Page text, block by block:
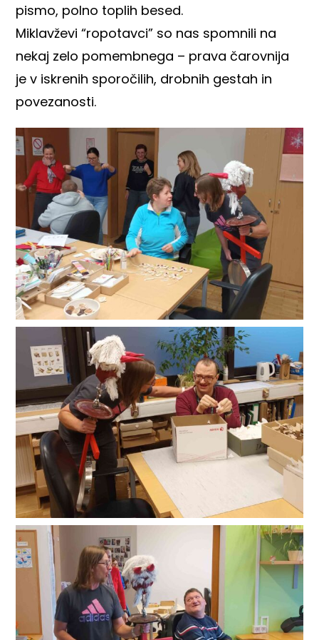
pismo, polno toplih besed.
Miklavževi “ropotavci” so nas spomnili na
nekaj zelo pomembnega – prava čarovnija
je v iskrenih sporočilih, drobnih gestah in
povezanosti.